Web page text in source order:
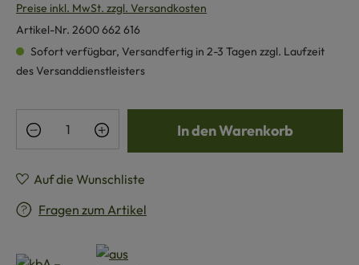
Preise inkl. MwSt. zzgl. Versandkosten
Artikel-Nr. 2600 662 616
Sofort verfügbar, Versandfertig in 2-3 Tagen zzgl. Laufzeit
des Versanddienstleisters
Produkt Anzahl: Gib den gewünschten
In den Warenkorb
Auf die Wunschliste
Fragen zum Artikel